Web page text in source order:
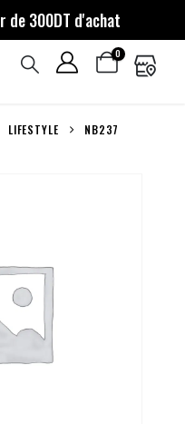
300DT d'achat
0
LIFESTYLE NB237